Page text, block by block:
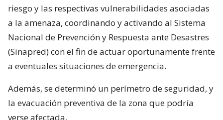
riesgo y las respectivas vulnerabilidades asociadas
a la amenaza, coordinando y activando al Sistema
Nacional de Prevención y Respuesta ante Desastres
(Sinapred) con el fin de actuar oportunamente frente
a eventuales situaciones de emergencia.
Además, se determinó un perímetro de seguridad, y
la evacuación preventiva de la zona que podría
verse afectada.